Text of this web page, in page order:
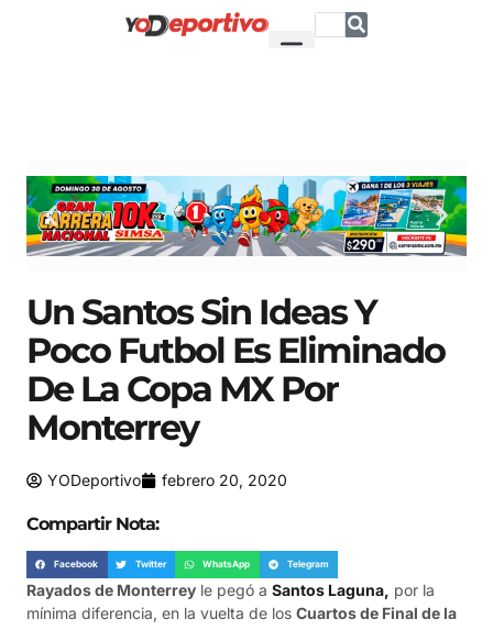
Un Santos Sin Ideas Y
Poco Futbol Es Eliminado
De La Copa MX Por
Monterrey
YODeportivo febrero 20, 2020
Compartir Nota:
Facebook Twitter WhatsApp Telegram
Rayados de Monterrey le pegó a Santos Laguna, por la
mínima diferencia, en la vuelta de los Cuartos de Final de la